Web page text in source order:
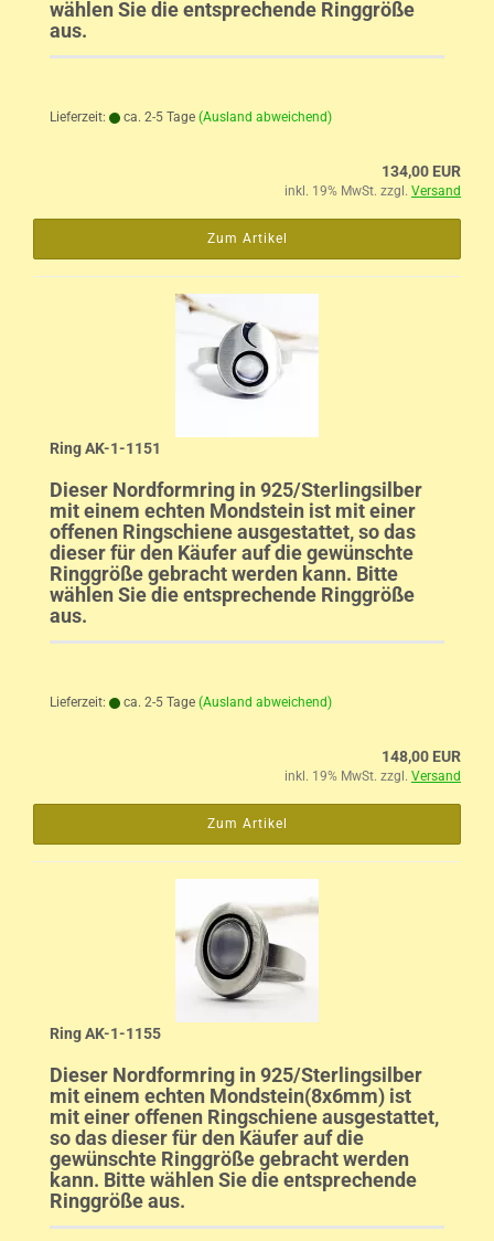
wählen Sie die entsprechende Ringgröße
aus.
Lieferzeit: ca. 2-5 Tage (Ausland abweichend)
134,00 EUR
inkl. 19% MwSt. zzgl. Versand
Zum Artikel
Ring AK-1-1151
Dieser Nordformring in 925/Sterlingsilber
mit einem echten Mondstein ist mit einer
offenen Ringschiene ausgestattet, so das
dieser für den Käufer auf die gewünschte
Ringgröße gebracht werden kann. Bitte
wählen Sie die entsprechende Ringgröße
aus.
Lieferzeit: ca. 2-5 Tage (Ausland abweichend)
148,00 EUR
inkl. 19% MwSt. zzgl. Versand
Zum Artikel
Ring AK-1-1155
Dieser Nordformring in 925/Sterlingsilber
mit einem echten Mondstein(8x6mm) ist
mit einer offenen Ringschiene ausgestattet,
so das dieser für den Käufer auf die
gewünschte Ringgröße gebracht werden
kann. Bitte wählen Sie die entsprechende
Ringgröße aus.